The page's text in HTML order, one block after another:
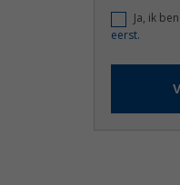
Ja, ik
eerst.